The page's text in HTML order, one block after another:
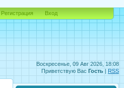
Воскресенье, 09 Авг 2026, 18:08
Приветствую Вас Гость | RSS
Регистрация Вход